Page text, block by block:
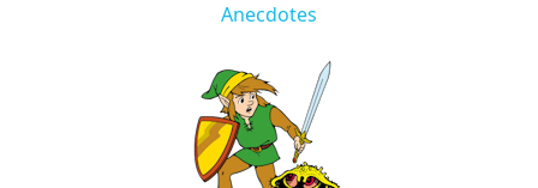
Anecdotes